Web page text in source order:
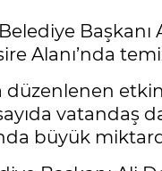
Alanı’nda
düzenlenen
vatandaş
büyük